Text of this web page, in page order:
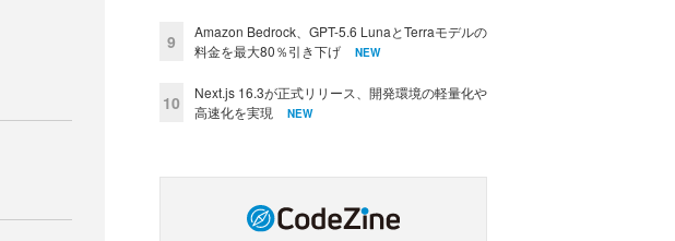
9
Amazon Bedrock、GPT-5.6 LunaとTerraモデルの
料金を最大80％引き下げ
NEW
10
Next.js 16.3が正式リリース、開発環境の軽量化や
高速化を実現
NEW